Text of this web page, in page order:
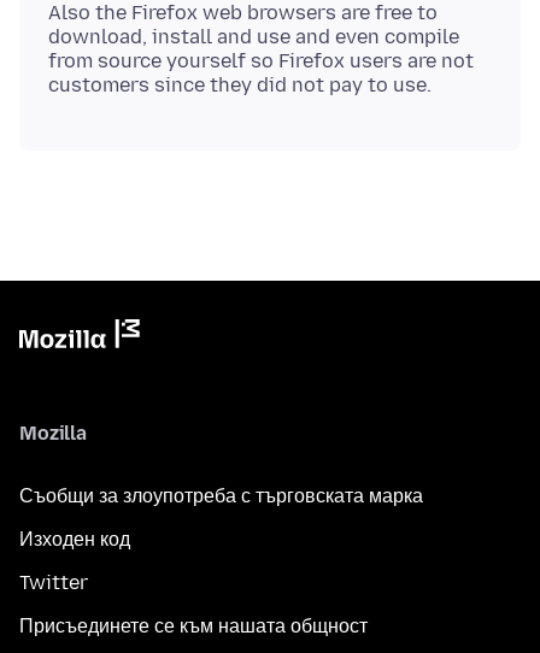
Also the Firefox web browsers are free to
download, install and use and even compile
from source yourself so Firefox users are not
Mozilla
Съобщи за злоупотреба с търговската марка
Изходен код
Twitter
Присъединете се към нашата общност